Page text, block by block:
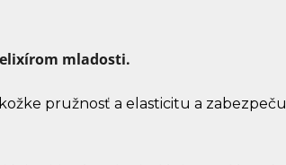
mladosti.
pružnosť a elasticitu a